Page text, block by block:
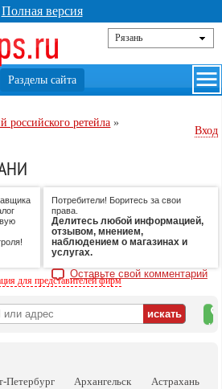
Полная версия
ретейла »
Вход
Потребители! Боритесь за свои
права.
Делитесь любой информацией,
отзывом, мнением,
наблюдением о магазинах и
услугах.
Оставьте свой комментарий
для представителей фирм
на
Петербург Архангельск
Астрахань